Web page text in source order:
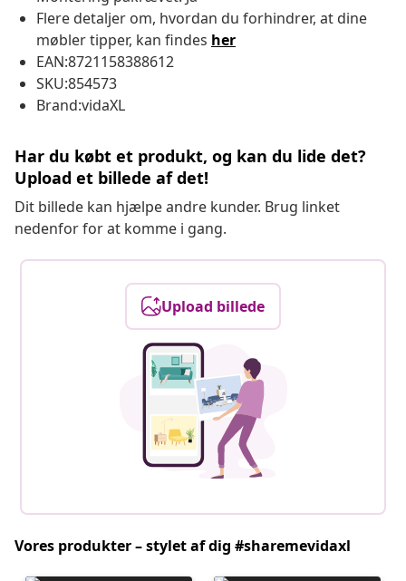
Flere detaljer om, hvordan du forhindrer, at dine
møbler tipper, kan findes her
EAN:8721158388612
SKU:854573
Brand:vidaXL
Har du købt et produkt, og kan du lide det?
Upload et billede af det!
Dit billede kan hjælpe andre kunder. Brug linket
nedenfor for at komme i gang.
Upload billede
Vores produkter – stylet af dig #sharemevidaxl